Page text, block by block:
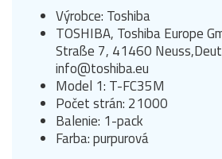
Výrobce: Toshiba
TOSHIBA, Toshiba Europe
Straße 7, 41460
info@toshiba.eu
Model 1: T-FC35M
Počet strán: 21000
Balenie: 1-pack
Farba: purpurová